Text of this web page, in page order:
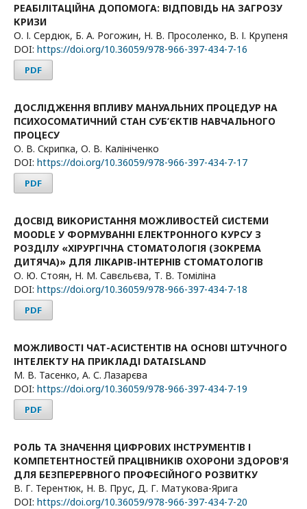
РЕАБІЛІТАЦІЙНА ДОПОМОГА: ВІДПОВІДЬ НА ЗАГРОЗУ
КРИЗИ
О. І. Сердюк, Б. А. Рогожин, Н. В. Просоленко, В. І. Крупеня
DOI: https://doi.org/10.36059/978-966-397-434-7-16
PDF
ДОСЛІДЖЕННЯ ВПЛИВУ МАНУАЛЬНИХ ПРОЦЕДУР НА
ПСИХОСОМАТИЧНИЙ СТАН СУБ’ЄКТІВ НАВЧАЛЬНОГО
ПРОЦЕСУ
О. В. Скрипка, О. В. Калініченко
DOI: https://doi.org/10.36059/978-966-397-434-7-17
PDF
ДОСВІД ВИКОРИСТАННЯ МОЖЛИВОСТЕЙ СИСТЕМИ
MOODLE У ФОРМУВАННІ ЕЛЕКТРОННОГО КУРСУ З
РОЗДІЛУ «ХІРУРГІЧНА СТОМАТОЛОГІЯ (ЗОКРЕМА
ДИТЯЧА)» ДЛЯ ЛІКАРІВ-ІНТЕРНІВ СТОМАТОЛОГІВ
О. Ю. Стоян, Н. М. Савєльєва, Т. В. Томіліна
DOI: https://doi.org/10.36059/978-966-397-434-7-18
PDF
МОЖЛИВОСТІ ЧАТ-АСИСТЕНТІВ НА ОСНОВІ ШТУЧНОГО
ІНТЕЛЕКТУ НА ПРИКЛАДІ DATAISLAND
М. В. Тасенко, А. С. Лазарєва
DOI: https://doi.org/10.36059/978-966-397-434-7-19
PDF
РОЛЬ ТА ЗНАЧЕННЯ ЦИФРОВИХ ІНСТРУМЕНТІВ І
КОМПЕТЕНТНОСТЕЙ ПРАЦІВНИКІВ ОХОРОНИ ЗДОРОВ'Я
ДЛЯ БЕЗПЕРЕРВНОГО ПРОФЕСІЙНОГО РОЗВИТКУ
В. Г. Терентюк, Н. В. Прус, Д. Г. Матукова-Ярига
DOI: https://doi.org/10.36059/978-966-397-434-7-20